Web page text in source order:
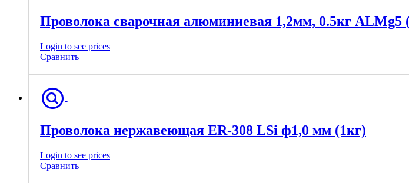
Проволока сварочная алюминиевая 1,2мм, 0.5кг ALMg5
Login to see prices
Сравнить
Проволока нержавеющая ER-308 LSi ф1,0 мм (1кг)
Login to see prices
Сравнить